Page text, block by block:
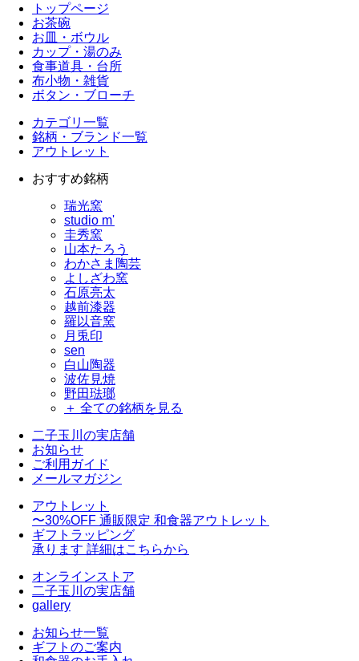
トップページ
お茶碗
お皿・ボウル
カップ・湯のみ
食事道具・台所
布小物・雑貨
ボタン・ブローチ
カテゴリ一覧
銘柄・ブランド一覧
アウトレット
おすすめ銘柄
瑞光窯
studio m'
圭秀窯
山本たろう
わかさま陶芸
よしざわ窯
石原亮太
越前漆器
羅以音窯
月兎印
sen
白山陶器
波佐見焼
野田琺瑯
＋ 全ての銘柄を見る
二子玉川の実店舗
お知らせ
ご利用ガイド
メールマガジン
アウトレット
〜30%OFF 通販限定 和食器アウトレット
ギフトラッピング
承ります 詳細はこちらから
オンラインストア
二子玉川の実店舗
gallery
お知らせ一覧
ギフトのご案内